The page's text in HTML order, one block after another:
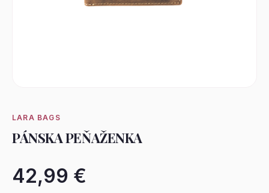
LARA BAGS
PÁNSKA PEŇAŽENKA
42,99 €